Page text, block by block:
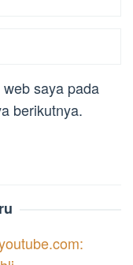
saya pada
berikutnya.